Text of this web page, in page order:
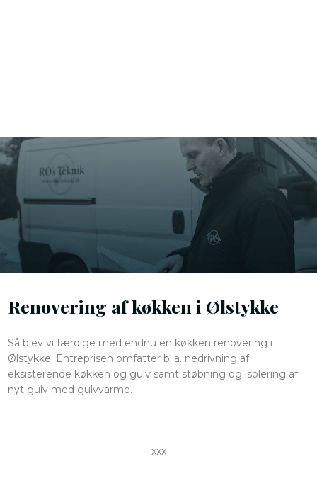
Renovering af køkken i Ølstykke
Så blev vi færdige med endnu en køkken renovering i
Ølstykke. Entreprisen omfatter bl.a. nedrivning af
eksisterende køkken og gulv samt støbning og isolering af
nyt gulv med gulvvarme.
xxx